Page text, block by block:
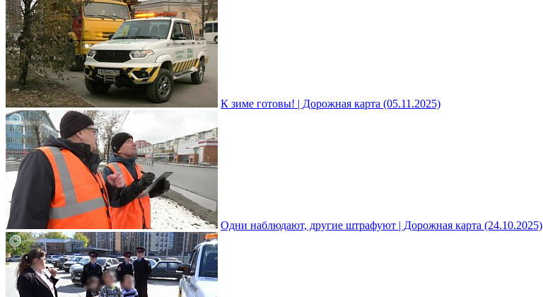
К зиме готовы! | Дорожная карта (05.11.2025)
Одни наблюдают, другие штрафуют | Дорожная карта (24.10.2025)